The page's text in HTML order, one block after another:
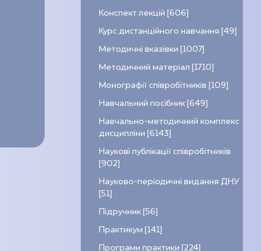
Конспект лекцій [606]
Курс дистанційного навчання [49]
Методичні вказівки [1007]
Методичний матеріал [1710]
Монографії співробітників [109]
Навчальний посібник [649]
Навчально-методичний комплекс
дисципліни [6143]
Наукові публікації співробітників
[902]
Науково-періодичні видання ДНУ
[51]
Підручник [56]
Практикум [141]
Програми практики [224]